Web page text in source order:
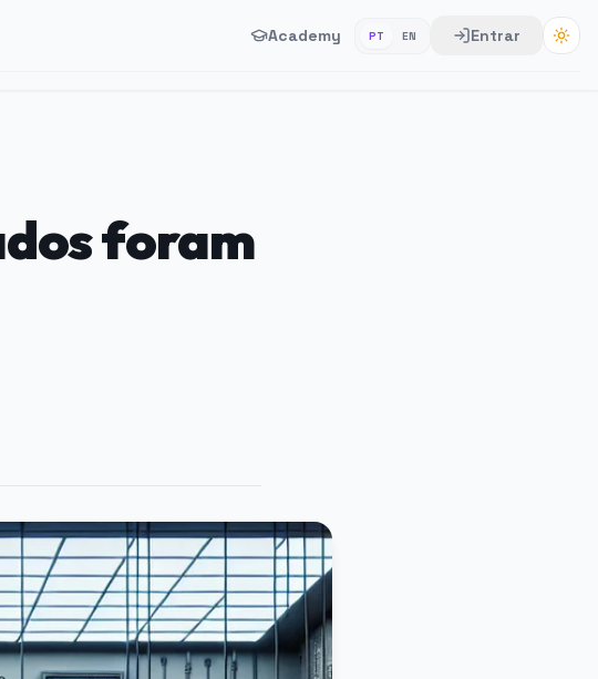
Academy PT EN Entrar
foram